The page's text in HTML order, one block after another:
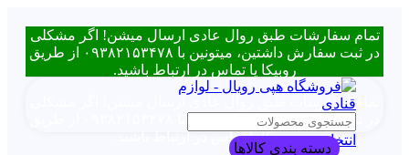
تمام سفارشات طبق روال عادی ارسال میشن! اگر مشکلی
در ثبت سفارش داشتین، میتونین با ۰۹۳۸۲۱۵۳۴۷۸ از طریق
روبیکا یا تماس در ارتباط باشید.
تمام سفارشات طبق روال عادی ارسال میشن! اگر مشکلی
روبیکا یا تماس در ارتباط باشید.انتخاب دسته بندی
دسته بندی کالاها